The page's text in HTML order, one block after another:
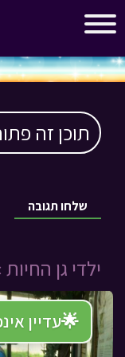
תוכן זה
שלחו תגובה
ילדי גן החיות
🌟עדיין